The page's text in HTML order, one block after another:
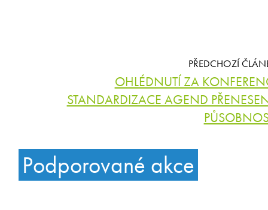
PŘEDCHOZÍ
OHLÉDNUTÍ ZA
STANDARDIZACE AGEND
Podporované akce